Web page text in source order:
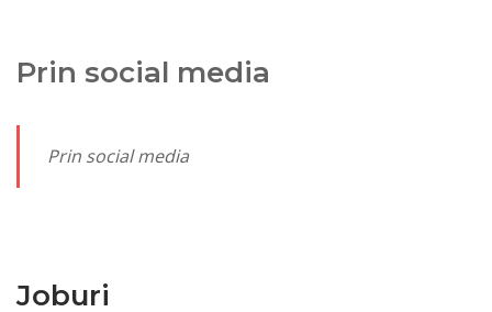
Prin social media
Prin social media
Joburi